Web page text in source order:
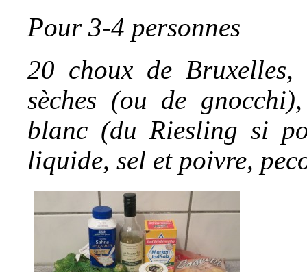
Pour 3-4 personnes
20 choux de
sèches (ou de
blanc (du Riesling si
liquide, sel et poivre,